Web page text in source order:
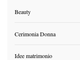
Beauty
Cerimonia Donna
Idee matrimonio